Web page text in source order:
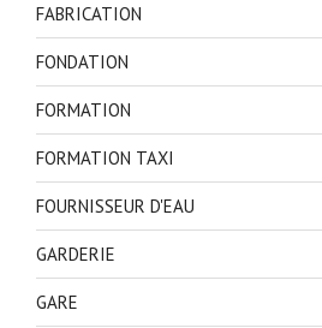
FABRICATION
FONDATION
FORMATION
FORMATION TAXI
FOURNISSEUR D'EAU
GARDERIE
GARE